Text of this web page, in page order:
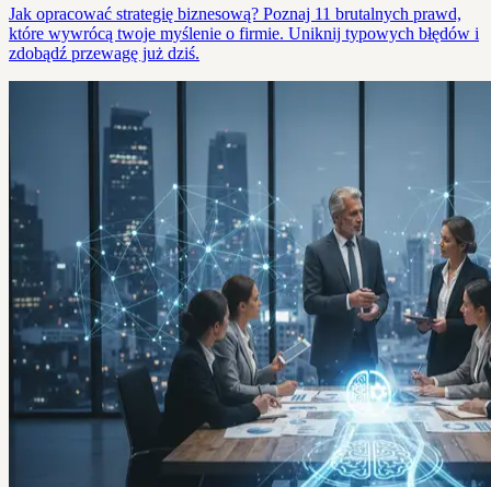
Jak opracować strategię biznesową? Poznaj 11 brutalnych prawd,
które wywrócą twoje myślenie o firmie. Uniknij typowych błędów i
zdobądź przewagę już dziś.